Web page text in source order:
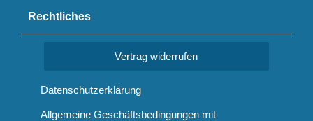
Rechtliches
Vertrag widerrufen
Datenschutzerklärung
Allgemeine Geschäftsbedingungen mit